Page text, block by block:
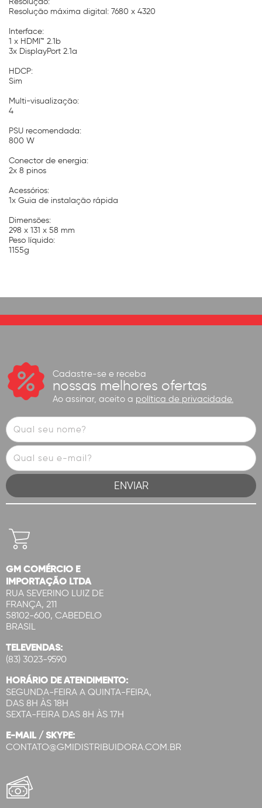
Resolução máxima digital: 7680 x 4320
Interface:
1 x HDMI™ 2.1b
3x DisplayPort 2.1a
HDCP:
Sim
Multi-visualização:
4
PSU recomendada:
800 W
Conector de energia:
2x 8 pinos
Acessórios:
1x Guia de instalação rápida
Dimensões:
298 x 131 x 58 mm
Peso líquido:
1155g
Cadastre-se e receba
nossas melhores ofertas
Ao assinar, aceito a política de privacidade.
GM COMÉRCIO E
IMPORTAÇÃO LTDA
RUA SEVERINO LUIZ DE
FRANÇA, 211
58102-600, CABEDELO
BRASIL
TELEVENDAS:
(83) 3023-9590
HORÁRIO DE ATENDIMENTO:
SEGUNDA-FEIRA A QUINTA-FEIRA,
DAS 8H ÀS 18H
SEXTA-FEIRA DAS 8H ÀS 17H
E-MAIL / SKYPE:
CONTATO@GMIDISTRIBUIDORA.COM.BR